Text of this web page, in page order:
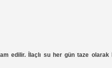
edilir. İlaçlı su her gün taze olarak